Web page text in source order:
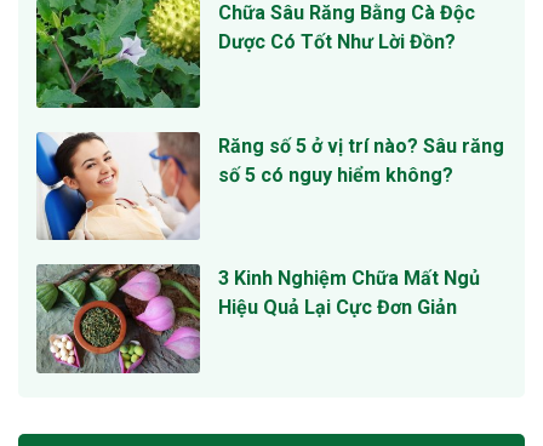
Chữa Sâu Răng Bằng Cà Độc
Dược Có Tốt Như Lời Đồn?
Răng số 5 ở vị trí nào? Sâu răng
số 5 có nguy hiểm không?
3 Kinh Nghiệm Chữa Mất Ngủ
Hiệu Quả Lại Cực Đơn Giản